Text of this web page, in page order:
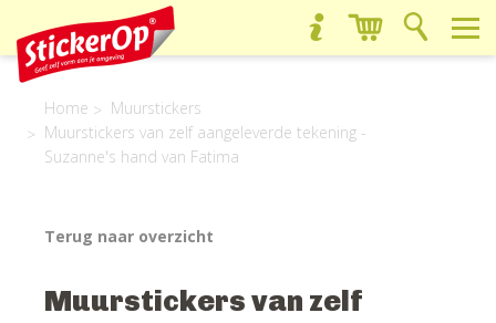
Home
Muurstickers
Muurstickers van zelf aangeleverde tekening -
Suzanne's hand van Fatima
Terug naar overzicht
Muurstickers van zelf